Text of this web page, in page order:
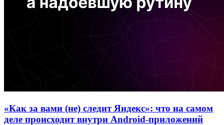
«Как за вами (не) следит Яндекс»: что на самом
деле происходит внутри Android-приложений